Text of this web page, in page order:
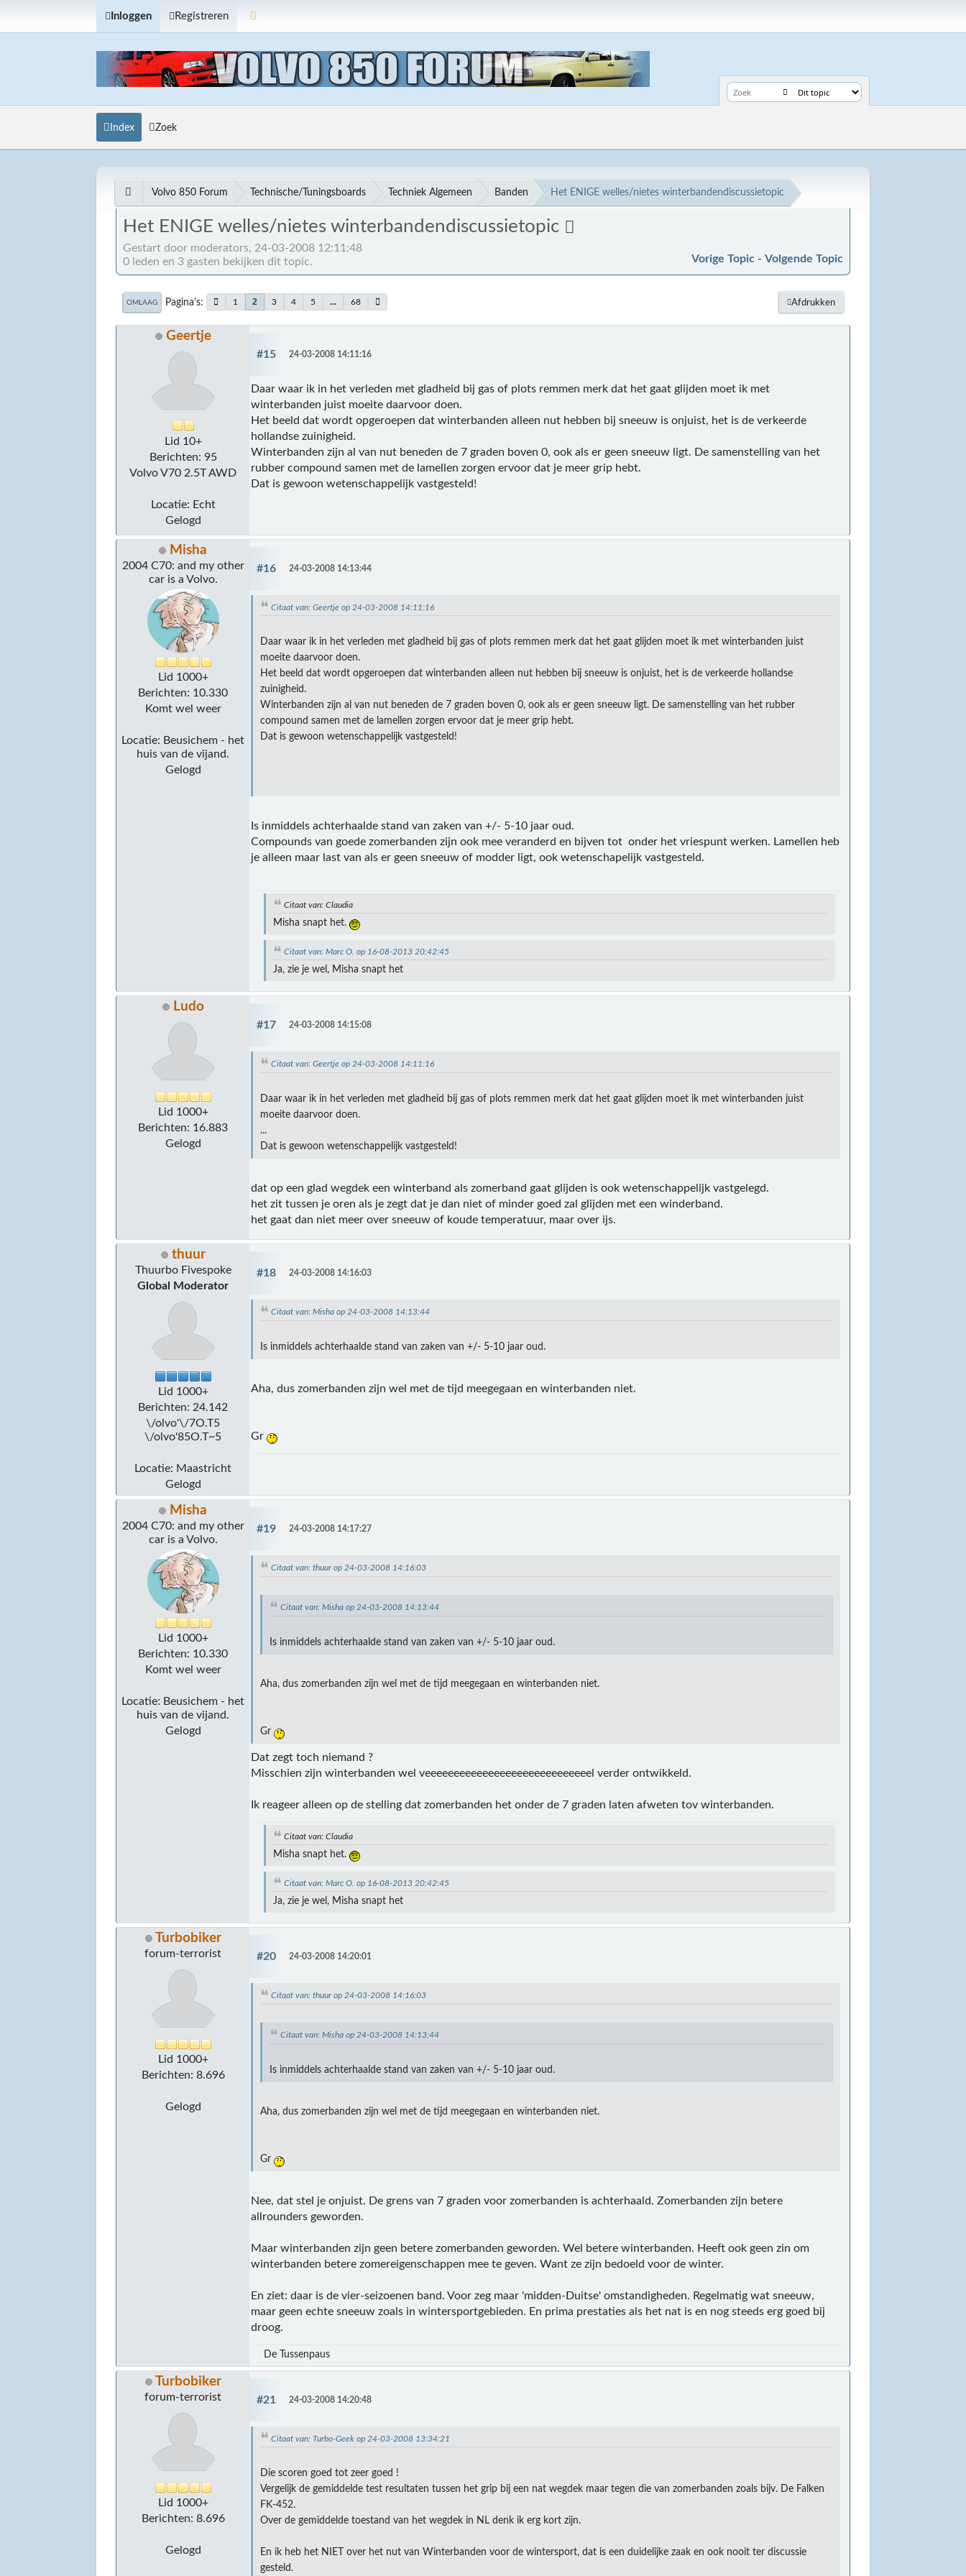
Inloggen Registreren
Index Zoek
Volvo 850 Forum Technische/Tuningsboards Techniek Algemeen Banden Het ENIGE welles/nietes winterbandendiscussietopic
Het ENIGE welles/nietes winterbandendiscussietopic
Gestart door moderators, 24-03-2008 12:11:48
Vorige Topic- Volgende Topic
0 leden en 3 gasten bekijken dit topic.
Afdrukken
OMLAAG Pagina's 1 2 3 4 5 ... 68
Geertje
Lid 10+
Berichten: 95
Volvo V70 2.5T AWD
Locatie: Echt
Gelogd
#15 24-03-2008 14:11:16
Daar waar ik in het verleden met gladheid bij gas of plots remmen merk dat het gaat glijden moet ik met
winterbanden juist moeite daarvoor doen.
Het beeld dat wordt opgeroepen dat winterbanden alleen nut hebben bij sneeuw is onjuist, het is de verkeerde
hollandse zuinigheid.
Winterbanden zijn al van nut beneden de 7 graden boven 0, ook als er geen sneeuw ligt. De samenstelling van het
rubber compound samen met de lamellen zorgen ervoor dat je meer grip hebt.
Dat is gewoon wetenschappelijk vastgesteld!
Misha
2004 C70: and my other
car is a Volvo.
Lid 1000+
Berichten: 10.330
Komt wel weer
Locatie: Beusichem - het
huis van de vijand.
Gelogd
#16 24-03-2008 14:13:44
Citaat van: Geertje op 24-03-2008 14:11:16
Daar waar ik in het verleden met gladheid bij gas of plots remmen merk dat het gaat glijden moet ik met winterbanden juist
moeite daarvoor doen.
Het beeld dat wordt opgeroepen dat winterbanden alleen nut hebben bij sneeuw is onjuist, het is de verkeerde hollandse
zuinigheid.
Winterbanden zijn al van nut beneden de 7 graden boven 0, ook als er geen sneeuw ligt. De samenstelling van het rubber
compound samen met de lamellen zorgen ervoor dat je meer grip hebt.
Dat is gewoon wetenschappelijk vastgesteld!
Is inmiddels achterhaalde stand van zaken van +/- 5-10 jaar oud.
Compounds van goede zomerbanden zijn ook mee veranderd en bijven tot onder het vriespunt werken. Lamellen heb
je alleen maar last van als er geen sneeuw of modder ligt, ook wetenschapelijk vastgesteld.
Citaat van: Claudia
Misha snapt het.
Citaat van: Marc O. op 16-08-2013 20:42:45
Ja, zie je wel, Misha snapt het
Ludo
Lid 1000+
Berichten: 16.883
Gelogd
#17 24-03-2008 14:15:08
Citaat van: Geertje op 24-03-2008 14:11:16
Daar waar ik in het verleden met gladheid bij gas of plots remmen merk dat het gaat glijden moet ik met winterbanden juist
moeite daarvoor doen.
...
Dat is gewoon wetenschappelijk vastgesteld!
dat op een glad wegdek een winterband als zomerband gaat glijden is ook wetenschappelijk vastgelegd.
het zit tussen je oren als je zegt dat je dan niet of minder goed zal glijden met een winderband.
het gaat dan niet meer over sneeuw of koude temperatuur, maar over ijs.
thuur
Thuurbo Fivespoke
Global Moderator
Lid 1000+
Berichten: 24.142
\/olvo'\/7O.T5
\/olvo'85O.T~5
Locatie: Maastricht
Gelogd
#18 24-03-2008 14:16:03
Citaat van: Misha op 24-03-2008 14:13:44
Is inmiddels achterhaalde stand van zaken van +/- 5-10 jaar oud.
Aha, dus zomerbanden zijn wel met de tijd meegegaan en winterbanden niet.
Gr
Misha
2004 C70: and my other
car is a Volvo.
Lid 1000+
Berichten: 10.330
Komt wel weer
Locatie: Beusichem - het
huis van de vijand.
Gelogd
#19 24-03-2008 14:17:27
Citaat van: thuur op 24-03-2008 14:16:03
Citaat van: Misha op 24-03-2008 14:13:44
Is inmiddels achterhaalde stand van zaken van +/- 5-10 jaar oud.
Aha, dus zomerbanden zijn wel met de tijd meegegaan en winterbanden niet.
Gr
Dat zegt toch niemand ?
Misschien zijn winterbanden wel veeeeeeeeeeeeeeeeeeeeeeeeeeeeel verder ontwikkeld.
Ik reageer alleen op de stelling dat zomerbanden het onder de 7 graden laten afweten tov winterbanden.
Citaat van: Claudia
Misha snapt het.
Citaat van: Marc O. op 16-08-2013 20:42:45
Ja, zie je wel, Misha snapt het
Turbobiker
forum-terrorist
Lid 1000+
Berichten: 8.696
Gelogd
#20 24-03-2008 14:20:01
Citaat van: thuur op 24-03-2008 14:16:03
Citaat van: Misha op 24-03-2008 14:13:44
Is inmiddels achterhaalde stand van zaken van +/- 5-10 jaar oud.
Aha, dus zomerbanden zijn wel met de tijd meegegaan en winterbanden niet.
Gr
Nee, dat stel je onjuist. De grens van 7 graden voor zomerbanden is achterhaald. Zomerbanden zijn betere
allrounders geworden.
Maar winterbanden zijn geen betere zomerbanden geworden. Wel betere winterbanden. Heeft ook geen zin om
winterbanden betere zomereigenschappen mee te geven. Want ze zijn bedoeld voor de winter.
En ziet: daar is de vier-seizoenen band. Voor zeg maar 'midden-Duitse' omstandigheden. Regelmatig wat sneeuw,
maar geen echte sneeuw zoals in wintersportgebieden. En prima prestaties als het nat is en nog steeds erg goed bij
droog.
De Tussenpaus
Turbobiker
forum-terrorist
Lid 1000+
Berichten: 8.696
Gelogd
#21 24-03-2008 14:20:48
Citaat van: Turbo-Geek op 24-03-2008 13:34:21
Die scoren goed tot zeer goed !
Vergelijk de gemiddelde test resultaten tussen het grip bij een nat wegdek maar tegen die van zomerbanden zoals bijv. De Falken
FK-452.
Over de gemiddelde toestand van het wegdek in NL denk ik erg kort zijn.
En ik heb het NIET over het nut van Winterbanden voor de wintersport, dat is een duidelijke zaak en ook nooit ter discussie
gesteld.